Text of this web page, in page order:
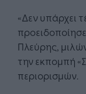
«Δεν υπάρχει
Πλεύρης,
την εκπομπή
περιορισμών.